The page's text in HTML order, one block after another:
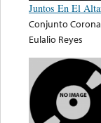
Juntos En El
Conjunto
Eulalio Reyes